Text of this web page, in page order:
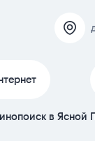
в Ясной